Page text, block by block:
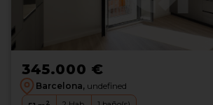
345.000 €
Barcelona, undefined
2